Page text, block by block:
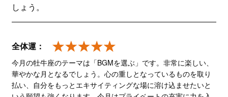
しょう。
全体運：
今月の牡牛座のテーマは「BGMを選ぶ」です。非常に楽しい、
華やかな月となるでしょう。心の重しとなっているものを取り
払い、自分をもっとエキサイティングな場に溶け込ませたいと